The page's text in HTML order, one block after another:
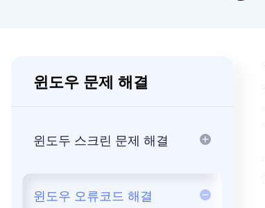
윈도우 문제 해결
윈도두 스크린 문제 해결
윈도우 오류코드 해결